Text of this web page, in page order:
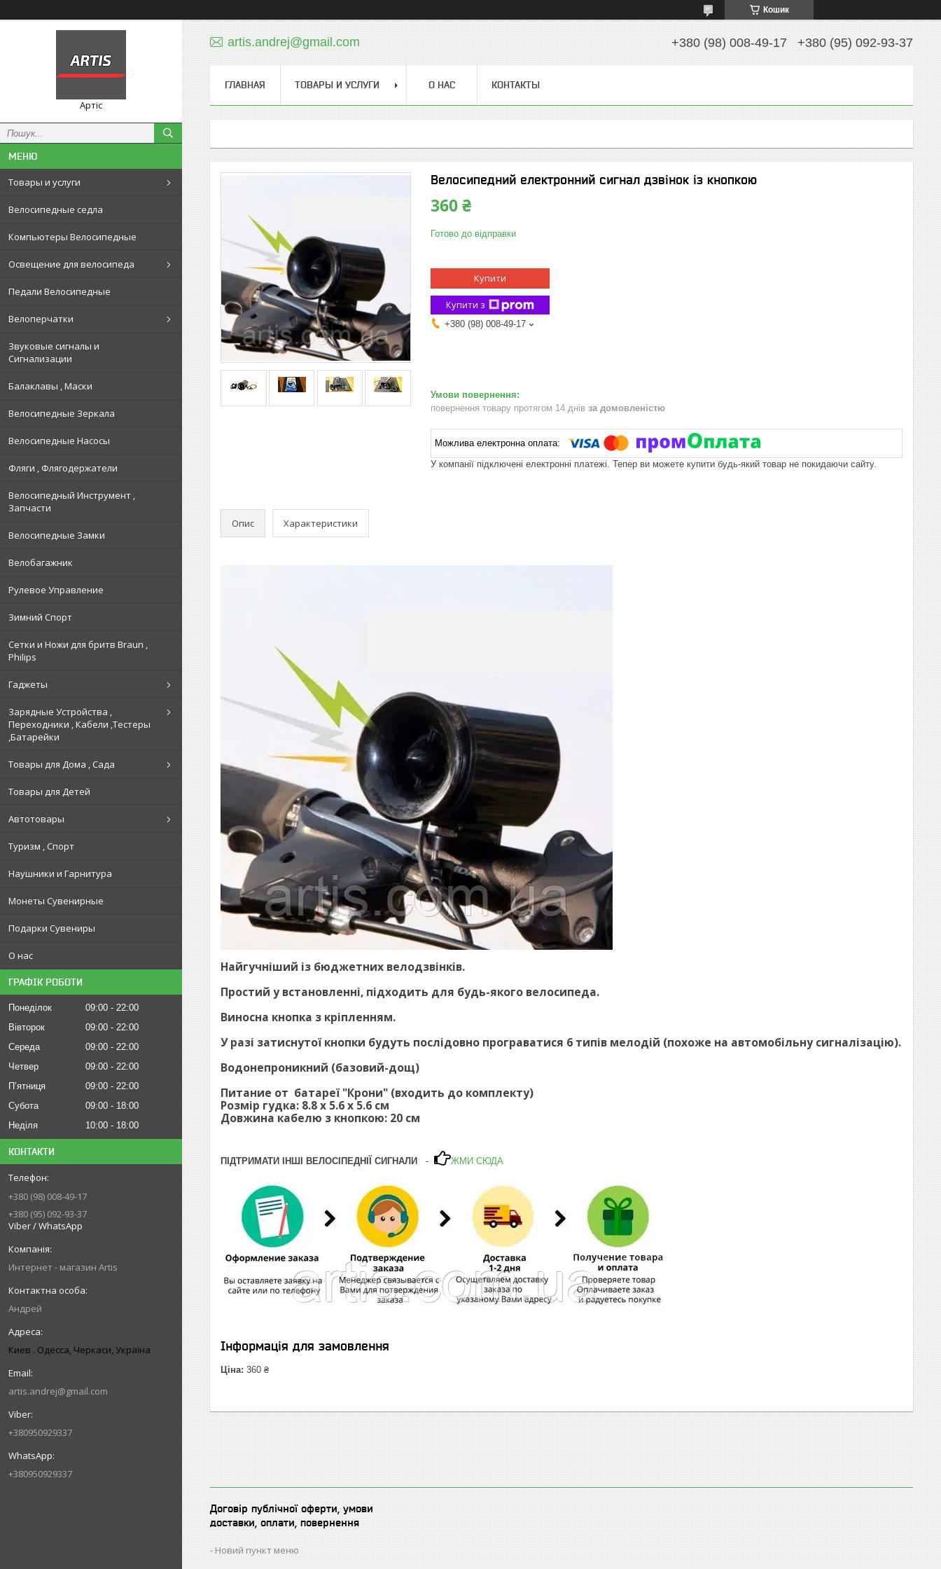
Кошик
Артіс
Товары и услуги
Велосипедные седла
Компьютеры Велосипедные
Освещение для велосипеда
Педали Велосипедные
Велоперчатки
Звуковые сигналы и
Сигнализации
Балаклавы , Маски
Велосипедные Зеркала
Велосипедные Насосы
Фляги , Флягодержатели
Велосипедный Инструмент ,
Запчасти
Велосипедные Замки
Велобагажник
Рулевое Управление
Зимний Спорт
Сетки и Ножи для бритв Braun ,
Philips
Гаджеты
Зарядные Устройства ,
Переходники , Кабели ,Тестеры
,Батарейки
Товары для Дома , Сада
Товары для Детей
Автотовары
Туризм , Спорт
Наушники и Гарнитура
Монеты Сувенирные
Подарки Сувениры
О нас
ГРАФІК РОБОТИ
Понеділок 09:00
22:00
Вівторок
09:00
22:00
Середа
09:00
22:00
Четвер
09:00
22:00
Пʼятниця
09:00
22:00
Субота
09:00
18:00
Неділя
10:00 18:00
КОНТАКТИ
+380 (98) 008-49-17
+380 (95) 092-93-37
Viber / WhatsApp
Интернет - магазин Artis
Андрей
Киев . Одесса, Черкаси, Україна
artis.andrej@gmail.com
+380950929337
+380950929337
artis.andrej@gmail.com +380 (98) 008-49-17 +380 (95) 092-93-37
ГЛАВНАЯ ТОВАРЫ И УСЛУГИ О НАС КОНТАКТЫ
Велосипедний електронний сигнал дзвінок із кнопкою
360 ₴
Готово до відправки
Купити
Купити з
+380 (98) 008-49-17
повернення товару протягом 14 днів за домовленістю
У компанії підключені електронні платежі. Тепер ви можете купити будь-який товар не покидаючи сайту.
Опис Характеристики
Найгучніший із бюджетних велодзвінків.
Простий у встановленні, підходить для будь-якого велосипеда.
Виносна кнопка з кріпленням.
У разі затиснутої кнопки будуть послідовно програватися 6 типів мелодій (похоже на автомобільну сигналізацію).
Водонепроникний (базовий-дощ)
Питание от батареї "Крони" (входить до комплекту)
Розмір гудка: 8.8 х 5.6 х 5.6 см
Довжина кабелю з кнопкою: 20 см
ПІДТРИМАТИ ІНШІ ВЕЛОСІПЕДНІЇ СИГНАЛИ - ЖМИ СЮДА
Інформація для замовлення
Ціна: 360 ₴
Договір публічної оферти, умови
доставки, оплати, повернення
Новий пункт меню